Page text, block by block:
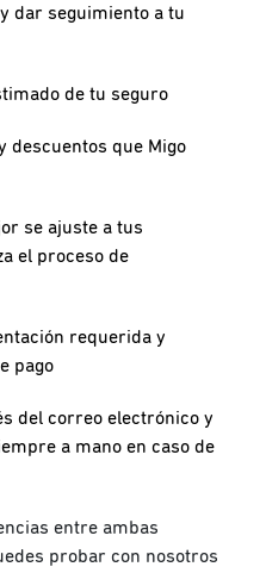
dar seguimiento a tu
de tu seguro
descuentos que Migo
se ajuste a tus
el proceso de
requerida y
pago
del correo electrónico y
a mano en caso de
entre ambas
probar con nosotros